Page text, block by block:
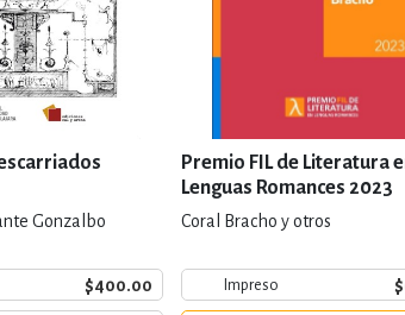
Gonzalbo
$400.00
Premio FIL de Literatura
Lenguas Romances 2023
Coral Bracho y otros
Impreso